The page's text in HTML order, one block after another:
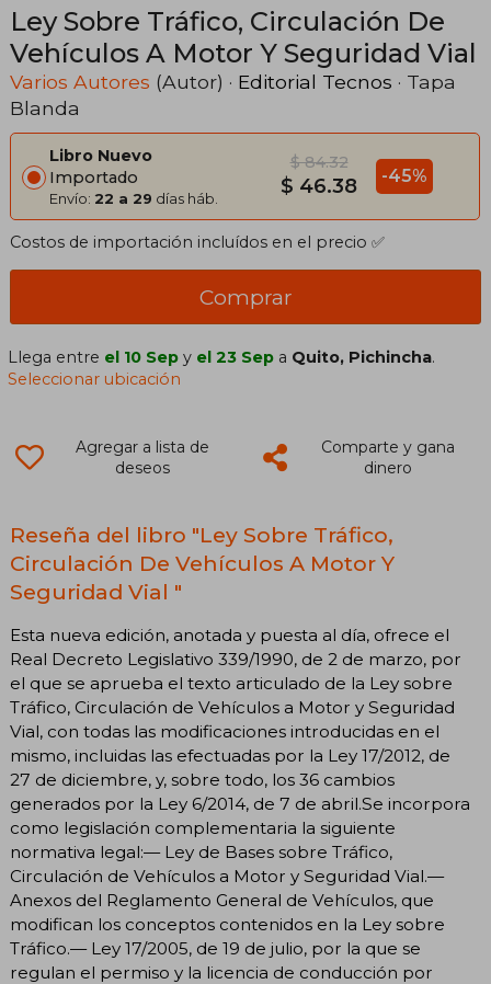
Ley Sobre Tráfico, Circulación De
Vehículos A Motor Y Seguridad Vial
Varios Autores (Autor) · Editorial Tecnos · Tapa
Blanda
Libro Nuevo
Importado
Envío: 22 a 29 días háb.
$ 84.32
$ 46.38 -45%
Costos de importación incluídos en el precio ✅
Comprar
Llega entre el 10 Sep y el 23 Sep a Quito, Pichincha.
Seleccionar ubicación
Agregar a lista de
deseos
Comparte y gana
dinero
Reseña del libro "Ley Sobre Tráfico,
Circulación De Vehículos A Motor Y
Seguridad Vial "
Esta nueva edición, anotada y puesta al día, ofrece el
Real Decreto Legislativo 339/1990, de 2 de marzo, por
el que se aprueba el texto articulado de la Ley sobre
Tráfico, Circulación de Vehículos a Motor y Seguridad
Vial, con todas las modificaciones introducidas en el
mismo, incluidas las efectuadas por la Ley 17/2012, de
27 de diciembre, y, sobre todo, los 36 cambios
generados por la Ley 6/2014, de 7 de abril.Se incorpora
como legislación complementaria la siguiente
normativa legal:— Ley de Bases sobre Tráfico,
Circulación de Vehículos a Motor y Seguridad Vial.—
Anexos del Reglamento General de Vehículos, que
modifican los conceptos contenidos en la Ley sobre
Tráfico.— Ley 17/2005, de 19 de julio, por la que se
regulan el permiso y la licencia de conducción por